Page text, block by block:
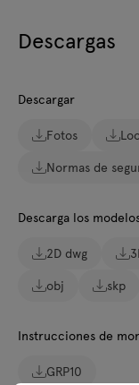
Descargas
Descargar
Fotos
Normas de
Descarga los
2D dwg
obj
skp
Instrucciones de
GRP10